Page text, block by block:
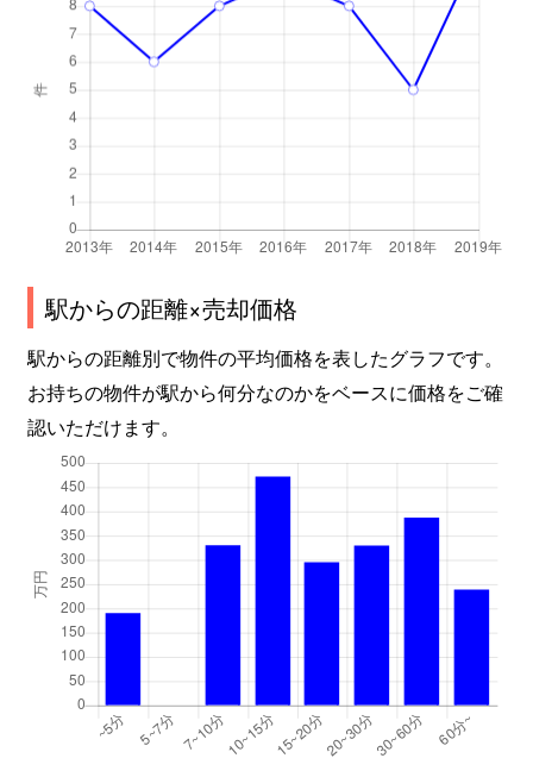
駅からの距離×売却価格
駅からの距離別で物件の平均価格を表したグラフです。
お持ちの物件が駅から何分なのかをベースに価格をご確
認いただけます。